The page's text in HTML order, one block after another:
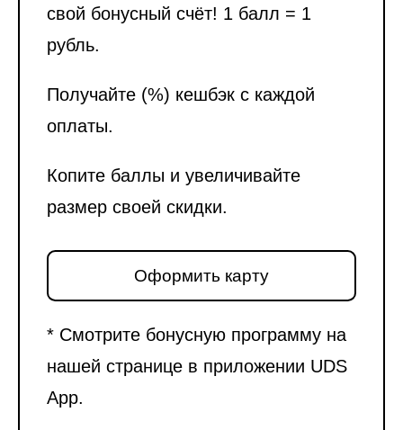
свой бонусный счёт! 1 балл = 1
рубль.
Получайте (%) кешбэк с каждой
оплаты.
Копите баллы и увеличивайте
размер своей скидки.
Оформить карту
* Смотрите бонусную программу на
нашей странице в приложении UDS
App.